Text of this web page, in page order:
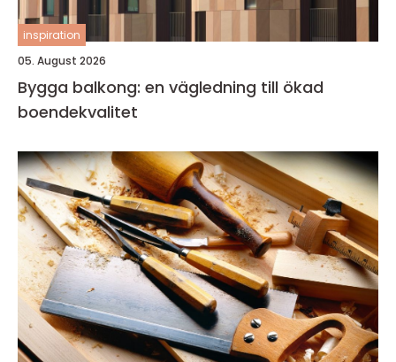
inspiration
05. August 2026
Bygga balkong: en vägledning till ökad
boendekvalitet